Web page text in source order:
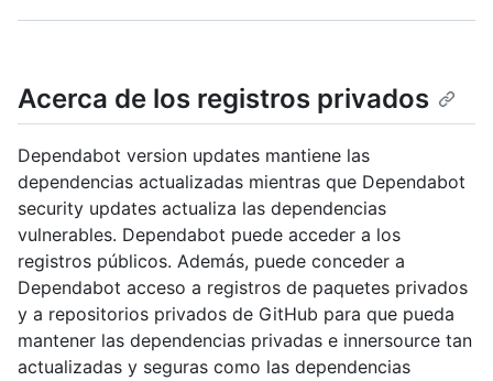
Acerca de los registros privados
Dependabot version updates mantiene las
dependencias actualizadas mientras que Dependabot
security updates actualiza las dependencias
vulnerables. Dependabot puede acceder a los
registros públicos. Además, puede conceder a
Dependabot acceso a registros de paquetes privados
y a repositorios privados de GitHub para que pueda
mantener las dependencias privadas e innersource tan
actualizadas y seguras como las dependencias